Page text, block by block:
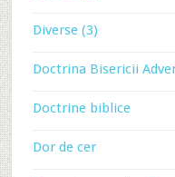
Diverse (3)
Doctrina Bisericii
Doctrine biblice
Dor de cer